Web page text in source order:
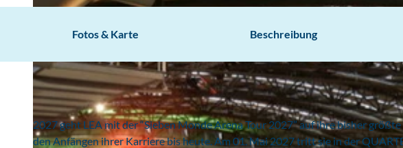
Fotos & Karte Beschreibung
2027 geht LEA mit der “Sieben Monde Arena Tour 2027” auf ihre bisher
den Anfängen ihrer Karriere bis heute. Am 01. Mai 2027 tritt sie in der